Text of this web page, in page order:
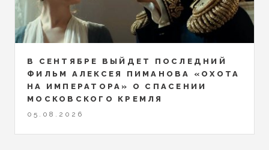
В СЕНТЯБРЕ ВЫЙДЕТ ПОСЛЕДНИЙ
ФИЛЬМ АЛЕКСЕЯ ПИМАНОВА «ОХОТА
НА ИМПЕРАТОРА» О СПАСЕНИИ
МОСКОВСКОГО КРЕМЛЯ
05.08.2026